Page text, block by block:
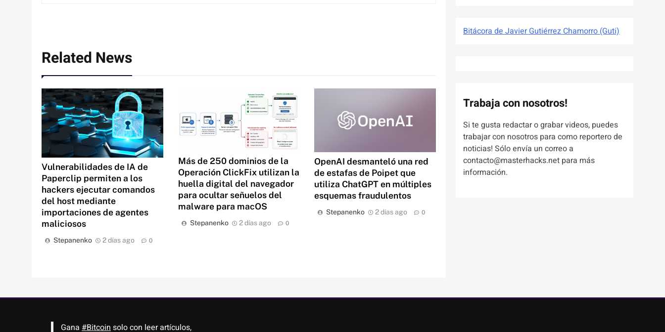
Related News
Vulnerabilidades de IA de
Paperclip permiten a los
hackers ejecutar comandos
del host mediante
importaciones de agentes
maliciosos
Stepanenko 2 días ago 0
Más de 250 dominios de la
Operación ClickFix utilizan la
huella digital del navegador
para ocultar señuelos del
malware para macOS
Stepanenko 2 días ago 0
OpenAI desmanteló una red
de estafas de Poipet que
utiliza ChatGPT en múltiples
esquemas fraudulentos
Stepanenko 2 días ago 0
Bitácora de Javier Gutiérrez Chamorro (Guti)
Trabaja con nosotros!
Si te gusta redactar o grabar videos, puedes
trabajar con nosotros para como reportero de
noticias! Sólo envía un correo a
contacto@masterhacks.net para más
información.
Gana #Bitcoin solo con leer artículos,